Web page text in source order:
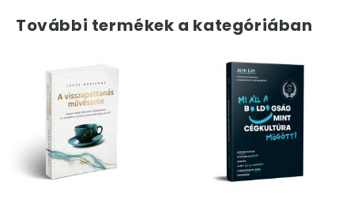
További termékek a kategóriában